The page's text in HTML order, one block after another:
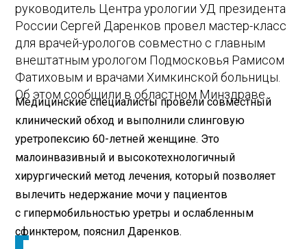
руководитель Центра урологии УД президента
России Сергей Даренков провел мастер-класс
для врачей-урологов совместно с главным
внештатным урологом Подмосковья Рамисом
Фатиховым и врачами Химкинской больницы.
Об этом сообщили в областном Минздраве.
Медицинские специалисты провели совместный
клинический обход и выполнили слинговую
уретропексию 60-летней женщине. Это
малоинвазивный и высокотехнологичный
хирургический метод лечения, который позволяет
вылечить недержание мочи у пациентов
с гипермобильностью уретры и ослабленным
сфинктером, пояснил Даренков.